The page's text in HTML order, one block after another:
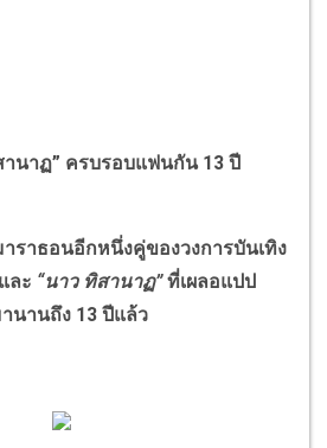
านาฏ” ครบรอบแฟนกัน 13 ปี
ธอนอีกหนึ่งคู่ของวงการบันเทิง
และ “นาว ทิสานาฏ”ที่เผลอแปป
นานถึง 13 ปีแล้ว